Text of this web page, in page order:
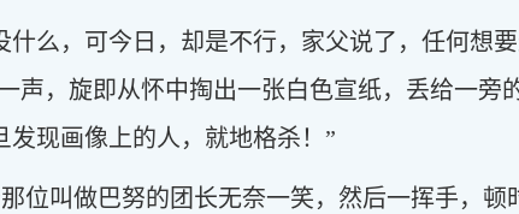
么，可今日，却是不行，家父说了，任何想
声，旋即从怀中掏出一张白色宣纸，丢给一旁
现画像上的人，就地格杀！”
位叫做巴努的团长无奈一笑，然后一挥手，顿